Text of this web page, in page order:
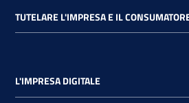
TUTELARE L'IMPRESA E IL
L'IMPRESA DIGITALE